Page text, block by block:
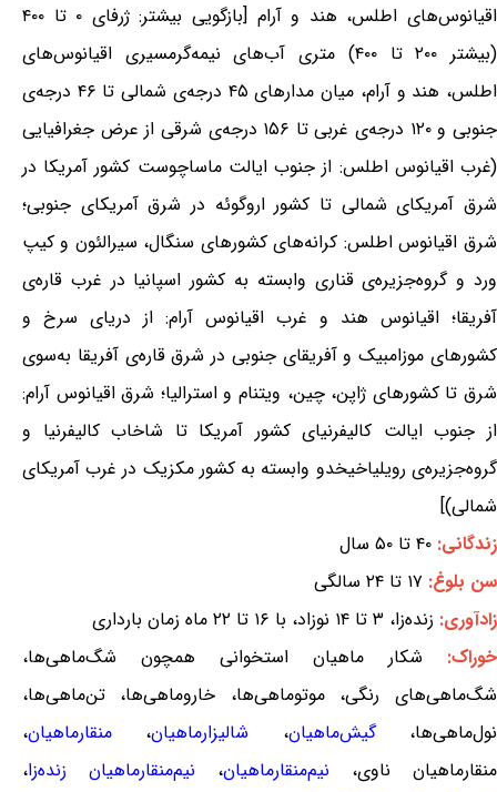
اقیانوس‌های اطلس، هند و آرام [بازگویی بیشتر: ژرفای ۰ تا ۴۰۰
(بیشتر ۲۰۰ تا ۴۰۰) متری آب‌های نیمه‌گرمسیری اقیانوس‌های
اطلس، هند و آرام، میان مدارهای ۴۵ درجه‌ی شمالی تا ۴۶ درجه‌ی
جنوبی و ۱۲۰ درجه‌ی غربی تا ۱۵۶ درجه‌ی شرقی از عرض جغرافیایی
(غرب اقیانوس اطلس: از جنوب ایالت ماساچوست کشور آمریکا در
شرق آمریکای شمالی تا کشور اروگوئه در شرق آمریکای جنوبی؛
شرق اقیانوس اطلس: کرانه‌های کشورهای سنگال، سیرالئون و کیپ
ورد و گروه‌جزیره‌ی قناری وابسته به کشور اسپانیا در غرب قاره‌ی
آفریقا؛ اقیانوس هند و غرب اقیانوس آرام: از دریای سرخ و
کشورهای موزامبیک و آفریقای جنوبی در شرق قاره‌ی آفریقا به‌سوی
شرق تا کشورهای ژاپن، چین، ویتنام و استرالیا؛ شرق اقیانوس آرام:
از جنوب ایالت کالیفرنیای کشور آمریکا تا شاخاب کالیفرنیا و
گروه‌جزیره‌ی رویلیاخیخدو وابسته به کشور مکزیک در غرب آمریکای
شمالی)]
زندگانی: ۴۰ تا ۵۰ سال
سن بلوغ: ۱۷ تا ۲۴ سالگی
زادآوری: زنده‌زا، ۳ تا ۱۴ نوزاد، با ۱۶ تا ۲۲ ماه زمان بارداری
خوراک: شکار ماهیان استخوانی همچون شگ‌ماهی‌ها،
شگ‌ماهی‌های رنگی، موتوماهی‌ها، خاروماهی‌ها، تن‌ماهی‌ها،
نول‌ماهی‌ها،گیش‌ماهیان، شالیزارماهیان، منقارماهیان،
منقارماهیان ناوی، نیم‌منقارماهیان، نیم‌منقارماهیان زنده‌زا،